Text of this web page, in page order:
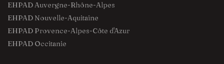
EHPAD Auvergne-Rhône-Alpes
EHPAD Nouvelle-Aquitaine
EHPAD Provence-Alpes-Côte d'Azur
EHPAD Occitanie